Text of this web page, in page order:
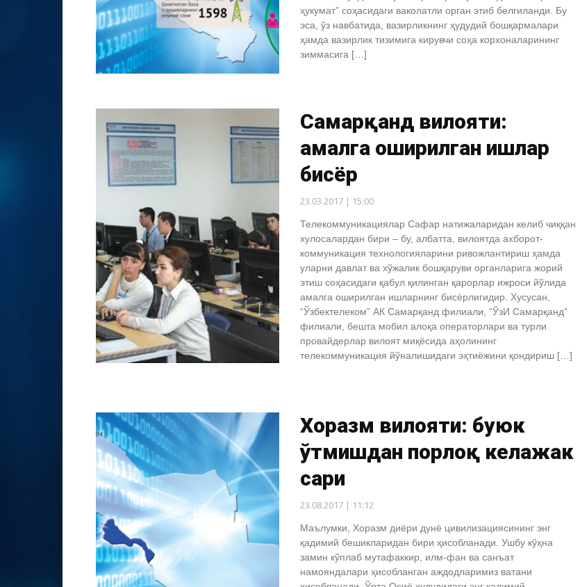
ҳукумат” соҳасидаги ваколатли орган этиб белгиланди. Бу
эса, ўз навбатида, вазирликнинг ҳудудий бошқармалари
ҳамда вазирлик тизимига кирувчи соҳа корхоналарининг
зиммасига […]
Самарқанд вилояти:
амалга оширилган ишлар
бисёр
23.03.2017 | 15:00
Телекоммуникациялар Сафар натижаларидан келиб чиққан
хулосалардан бири – бу, албатта, вилоятда ахборот-
коммуникация технологияларини ривожлантириш ҳамда
уларни давлат ва хўжалик бошқаруви органларига жорий
этиш соҳасидаги қабул қилинган қарорлар ижроси йўлида
амалга оширилган ишларнинг бисёрлигидир. Хусусан,
“Ўзбектелеком” АК Самарқанд филиали, “ЎзИ Самарқанд”
филиали, бешта мобил алоқа операторлари ва турли
провайдерлар вилоят миқёсида аҳолининг
телекоммуникация йўналишидаги эҳтиёжини қондириш […]
Хоразм вилояти: буюк
ўтмишдан порлоқ келажак
сари
23.08.2017 | 11:12
Маълумки, Хоразм диёри дунё цивилизациясининг энг
қадимий бешикларидан бири ҳисобланади. Ушбу кўҳна
замин кўплаб мутафаккир, илм-фан ва санъат
намояндалари ҳисобланган аждодларимиз ватани